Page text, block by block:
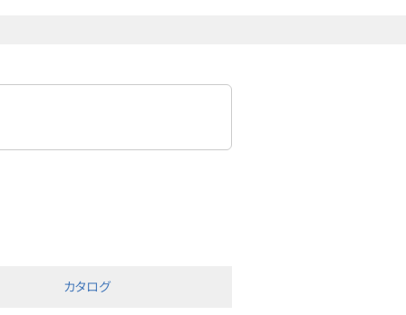
カタログ